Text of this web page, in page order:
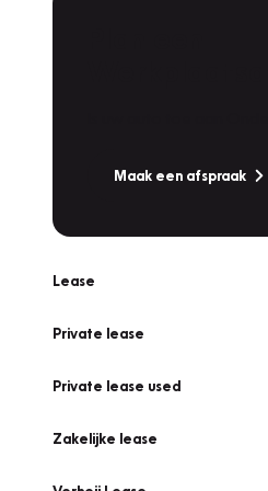
Maak een afspraak
Lease
Private lease
Private lease used
Zakelijke lease